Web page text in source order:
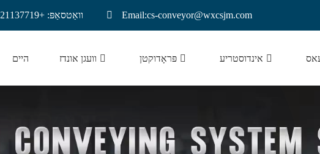
וואַטסאַפּ: +8618921137719 Email:cs-conveyor@wxcsjm.com
היים וועגן אונדז פּראָדוקטן אינדוסטריע